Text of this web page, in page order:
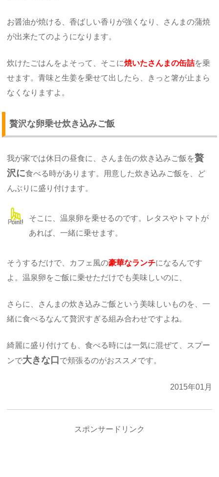
お醤油が焼ける、香ばしい香りが強くなり、さんまの蒲焼
が出来たてのようになります。
炊けたごはんをよそって、そこに焼いたさんまの缶詰を乗
せます。青味と生姜を乗せて出したら、きっと箸が止まら
なくなりますよ。
贅沢な卵乗せ炊き込みご飯
我が家では休日の昼食に、さんま缶の炊き込みご飯を贅
沢に食べる時があります。用意した炊き込みご飯を、ど
んぶりに盛り付けます。
そこに、温泉卵を乗せるのです。レタスやトマトが
あれば、一緒に乗せます。
そうするだけで、カフェ風の豪華なランチになるんです
よ。温泉卵をご飯に乗せただけでも美味しいのに、
さらに、さんまの炊き込みご飯という美味しいものを、一
緒に食べるなんて贅沢すぎる組み合わせですよね。
綺麗に盛り付けても、食べる時には一気に混ぜて、スプー
ンで大きな口 で頬張るのがおススメです。
2015年01月
スポンサードリンク